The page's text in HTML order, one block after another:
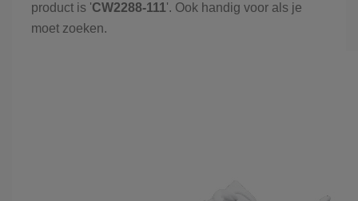
product is 'CW2288-111'. Ook handig voor als je
moet zoeken.